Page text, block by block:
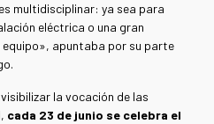
multidisciplinar: ya sea para
eléctrica o una gran
apuntaba por su parte
la vocación de las
cada 23 de junio se celebra el